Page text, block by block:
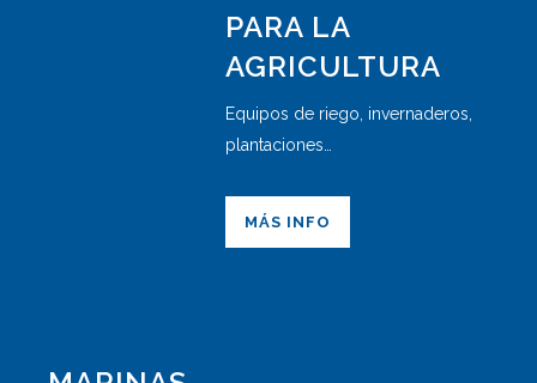
PARA LA
AGRICULTURA
Equipos de riego, invernaderos,
plantaciones…
MÁS INFO